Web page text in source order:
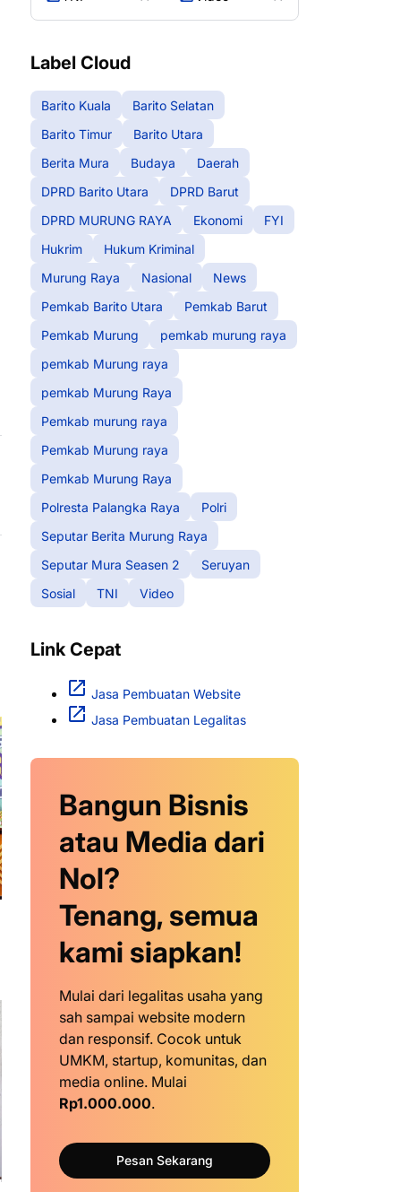
Label Cloud
Barito Kuala
Barito Selatan
Barito Timur
Barito Utara
Berita Mura
Budaya
Daerah
DPRD Barito Utara
DPRD Barut
DPRD MURUNG RAYA
Ekonomi
FYI
Hukrim
Hukum Kriminal
Murung Raya
Nasional
News
Pemkab Barito Utara
Pemkab Barut
Pemkab Murung
pemkab murung raya
pemkab Murung raya
pemkab Murung Raya
Pemkab murung raya
Pemkab Murung raya
Pemkab Murung Raya
Polresta Palangka Raya
Polri
Seputar Berita Murung Raya
Seputar Mura Seasen 2
Seruyan
Sosial
TNI Video
Link Cepat
Jasa Pembuatan Website
Jasa Pembuatan Legalitas
Bangun Bisnis
atau Media dari
Nol?
Tenang, semua
kami siapkan!
Mulai dari legalitas usaha yang
sah sampai website modern
dan responsif. Cocok untuk
UMKM, startup, komunitas, dan
media online. Mulai
Rp1.000.000.
Pesan Sekarang